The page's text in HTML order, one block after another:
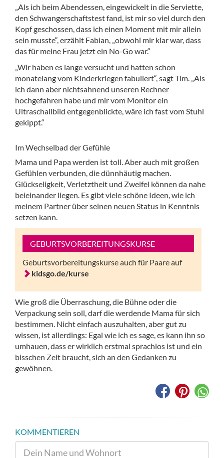
„Als ich beim Abendessen, eingewickelt in die Serviette,
den Schwangerschaftstest fand, ist mir so viel durch den
Kopf geschossen, dass ich einen Moment mit mir allein
sein musste“, erzählt Fabian, „obwohl mir klar war, dass
das für meine Frau jetzt ein No-Go war.“
„Wir haben es lange versucht und hatten schon
monatelang vom Kinderkriegen fabuliert“, sagt Tim. „Als
ich dann aber nichtsahnend unseren Rechner
hochgefahren habe und mir vom Monitor ein
Ultraschallbild entgegenblickte, wäre ich fast vom Stuhl
gekippt.“
Im Wechselbad der Gefühle
Mama und Papa werden ist toll. Aber auch mit großen
Gefühlen verbunden, die dünnhäutig machen.
Glückseligkeit, Verletztheit und Zweifel können da nahe
beieinander liegen. Es gibt viele schöne Ideen, wie ich
meinem Partner über seinen neuen Status in Kenntnis
setzen kann.
GEBURTSVORBEREITUNGSKURSE
Geburtsvorbereitungskurse auch für Paare auf
kidsgo.de/kurse
Wie groß die Überraschung, die Bühne oder die
Verpackung sein soll, darf die werdende Mama für sich
bestimmen. Nicht einfach auszuhalten, aber gut zu
wissen, ist allerdings: Egal wie ich es sage, es kann ihn so
umhauen, dass er wirklich erstmal sprachlos ist und ein
bisschen Zeit braucht, sich an den Gedanken zu
gewöhnen.
KOMMENTIEREN